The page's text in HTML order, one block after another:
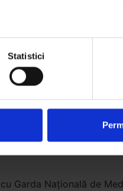
Statistici
participanților se
lucrărilor, dar și
de învățământ
risipa. Acest lucru
recondiționarea și
proiect: să
un model de
putem sprijini și
Garda Națională de